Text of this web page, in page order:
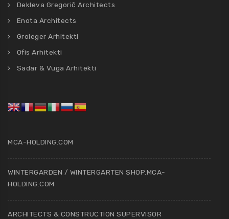
Dekleva Gregorič Architects
Enota Architects
Groleger Arhitekti
Ofis Arhitekti
Sadar & Vuga Arhitekti
MCA-HOLDING.COM
WINTERGARDEN / WINTERGARTEN SHOP.MCA-
HOLDING.COM
ARCHITECTS & CONSTRUCTION SUPERVISOR